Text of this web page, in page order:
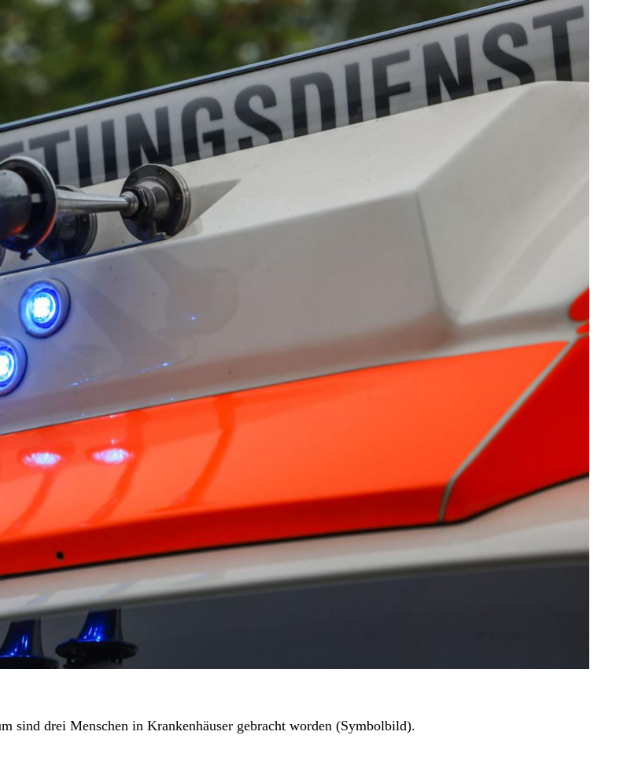
drei Menschen in Krankenhäuser gebracht worden (Symbolbild).